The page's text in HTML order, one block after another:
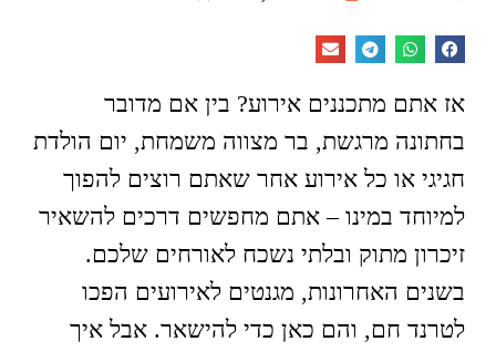
אז אתם מתכננים אירוע? בין אם מדובר
בחתונה מרגשת, בר מצווה משמחת, יום הולדת
חגיגי או כל אירוע אחר שאתם רוצים להפוך
למיוחד במינו – אתם מחפשים דרכים להשאיר
זיכרון מתוק ובלתי נשכח לאורחים שלכם.
בשנים האחרונות, מגנטים לאירועים הפכו
לטרנד חם, והם כאן כדי להישאר. אבל איך